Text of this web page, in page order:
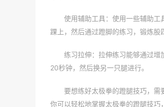
使用辅助工具：使用一些辅助
踝上，然后通过蹬脚的练习，锻炼股
练习拉伸：拉伸练习能够通过
20秒钟，然后换另一只腿进行。
要想练好太极拳的蹬腿技巧，
你可以轻松地掌握太极拳的蹬腿技巧